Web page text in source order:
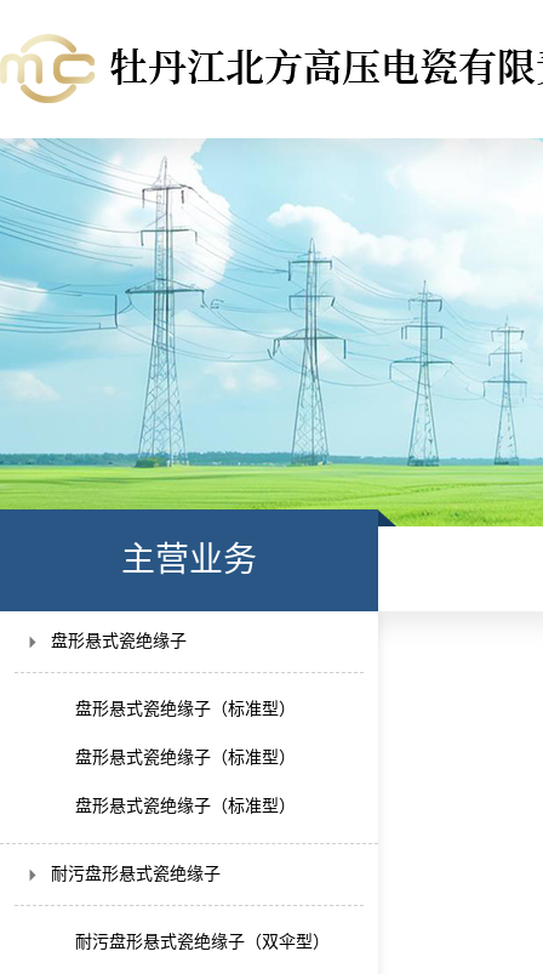
主营业务
盘形悬式瓷绝缘子
盘形悬式瓷绝缘子（标准型）
盘形悬式瓷绝缘子（标准型）
盘形悬式瓷绝缘子（标准型）
耐污盘形悬式瓷绝缘子
耐污盘形悬式瓷绝缘子（双伞型）